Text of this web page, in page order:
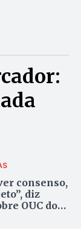
consenso,
diz
OUC do